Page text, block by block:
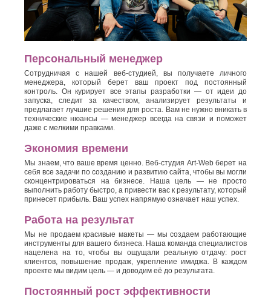
Персональный менеджер
Сотрудничая с нашей веб-студией, вы получаете личного
менеджера, который берет ваш проект под постоянный
контроль. Он курирует все этапы разработки — от идеи до
запуска, следит за качеством, анализирует результаты и
предлагает лучшие решения для роста. Вам не нужно вникать в
технические нюансы — менеджер всегда на связи и поможет
даже с мелкими правками.
Экономия времени
Мы знаем, что ваше время ценно. Веб-студия Art-Web берет на
себя все задачи по созданию и развитию сайта, чтобы вы могли
сконцентрироваться на бизнесе. Наша цель — не просто
выполнить работу быстро, а привести вас к результату, который
принесет прибыль. Ваш успех напрямую означает наш успех.
Работа на результат
Мы не продаем красивые макеты — мы создаем работающие
инструменты для вашего бизнеса. Наша команда специалистов
нацелена на то, чтобы вы ощущали реальную отдачу: рост
клиентов, повышение продаж, укрепление имиджа. В каждом
проекте мы видим цель — и доводим её до результата.
Постоянный рост эффективности